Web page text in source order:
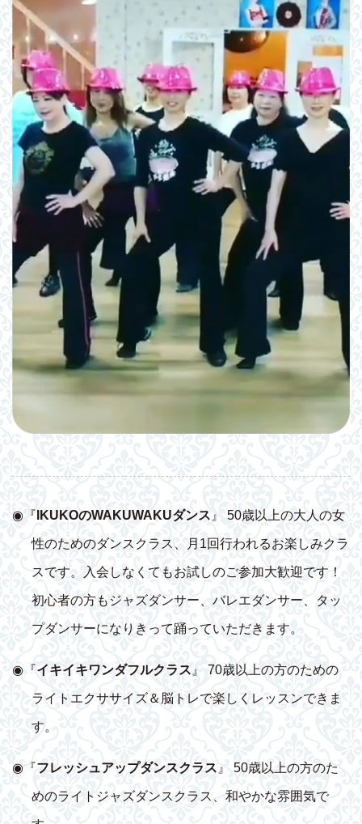
◉『 IKUKOのWAKUWAKUダンス 』 50歳以上の大人の女
性のためのダンスクラス、月1回行われるお楽しみクラ
スです。入会しなくてもお試しのご参加大歓迎です！
初心者の方もジャズダンサー、バレエダンサー、タッ
プダンサーになりきって踊っていただきます。
◉『イキイキワンダフルクラス 』 70歳以上の方のための
ライトエクササイズ＆脳トレで楽しくレッスンできま
す。
◉『フレッシュアップダンスクラス』 50歳以上の方のた
めのライトジャズダンスクラス、和やかな雰囲気で